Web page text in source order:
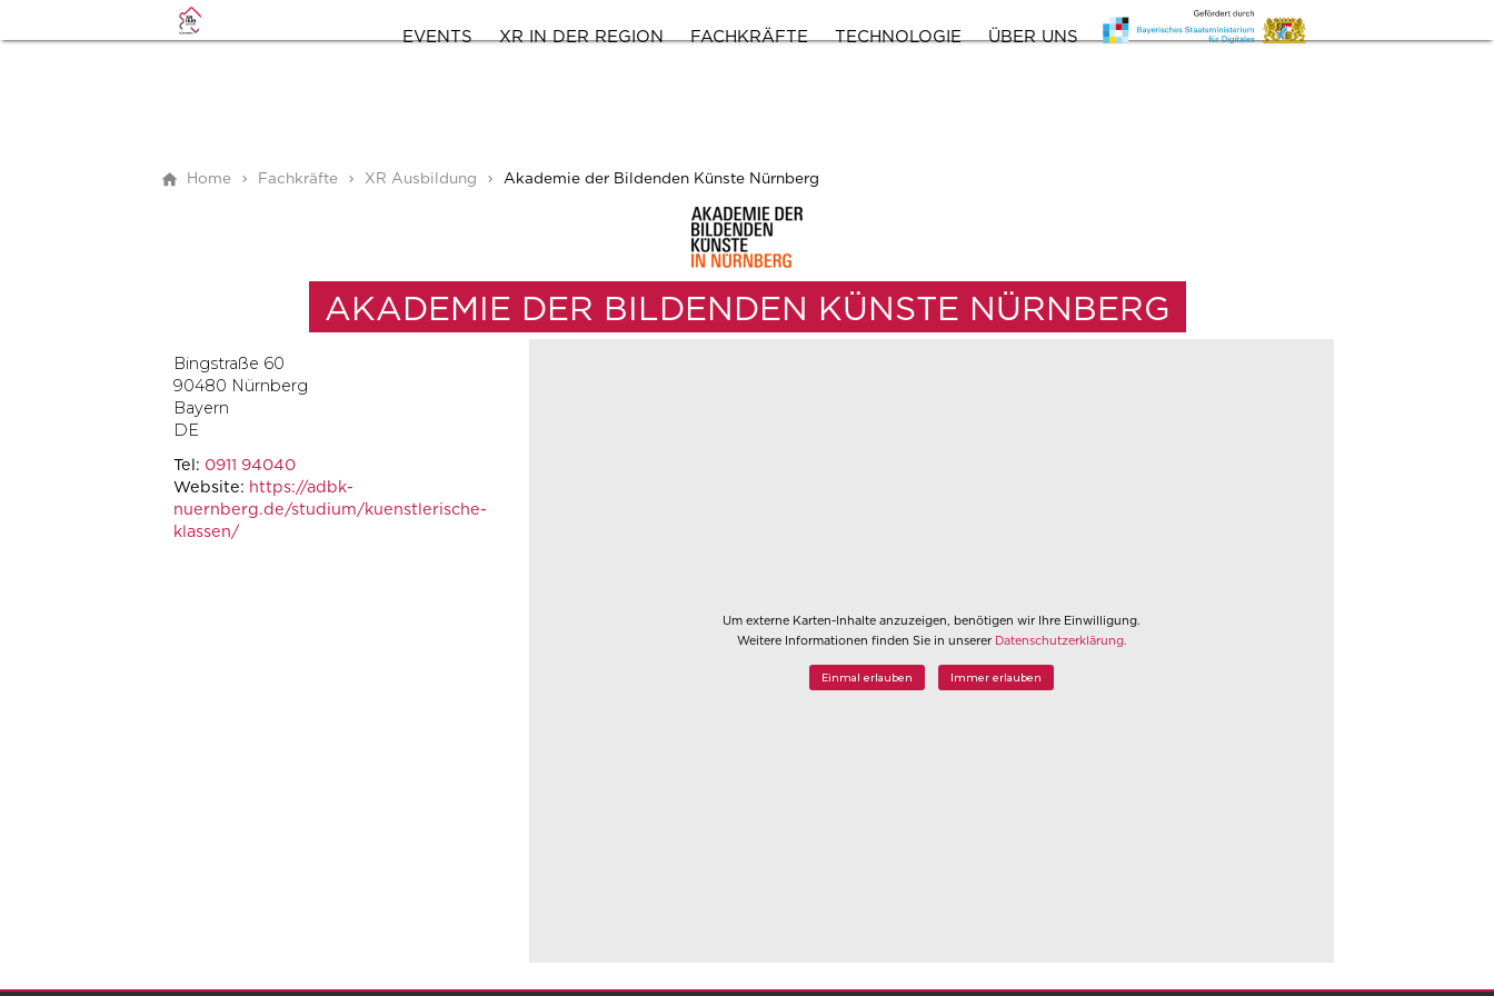
EVENTS XR IN DER REGION FACHKRÄFTE TECHNOLOGIE ÜBER UNS
Home Fachkräfte XR Ausbildung Akademie der Bildenden Künste Nürnberg
AKADEMIE DER BILDENDEN KÜNSTE NÜRNBERG
Um externe Karten-Inhalte anzuzeigen, benötigen wir Ihre Einwilligung.
Weitere Informationen finden Sie in unserer Datenschutzerklärung.
Einmal erlauben Immer erlauben
Bingstraße 60
90480 Nürnberg
Bayern
DE
Tel: 0911 94040
Website: https://adbk-
nuernberg.de/studium/kuenstlerische-
klassen/